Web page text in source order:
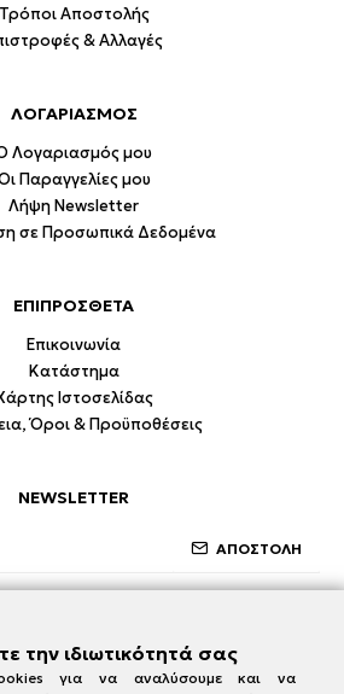
Τρόποι Αποστολής
& Αλλαγές
ΛΟΓΑΡΙΑΣΜΟΣ
Λογαριασμός μου
Παραγγελίες μου
Λήψη Newsletter
σε Προσωπικά Δεδομένα
ΕΠΙΠΡΟΣΘΕΤΑ
Επικοινωνία
Κατάστημα
Ιστοσελίδας
Όροι & Προϋποθέσεις
NEWSLETTER
ΑΠΟΣΤΟΛΗ
την ιδιωτικότητά σας
για να αναλύσουμε και να